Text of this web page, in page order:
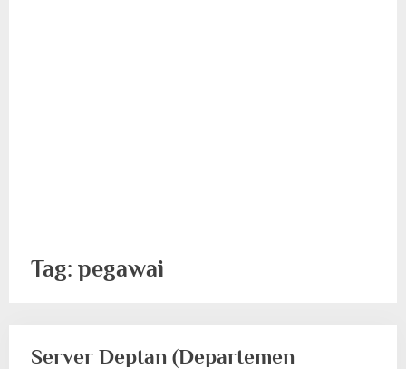
Tag: pegawai
Server Deptan (Departemen